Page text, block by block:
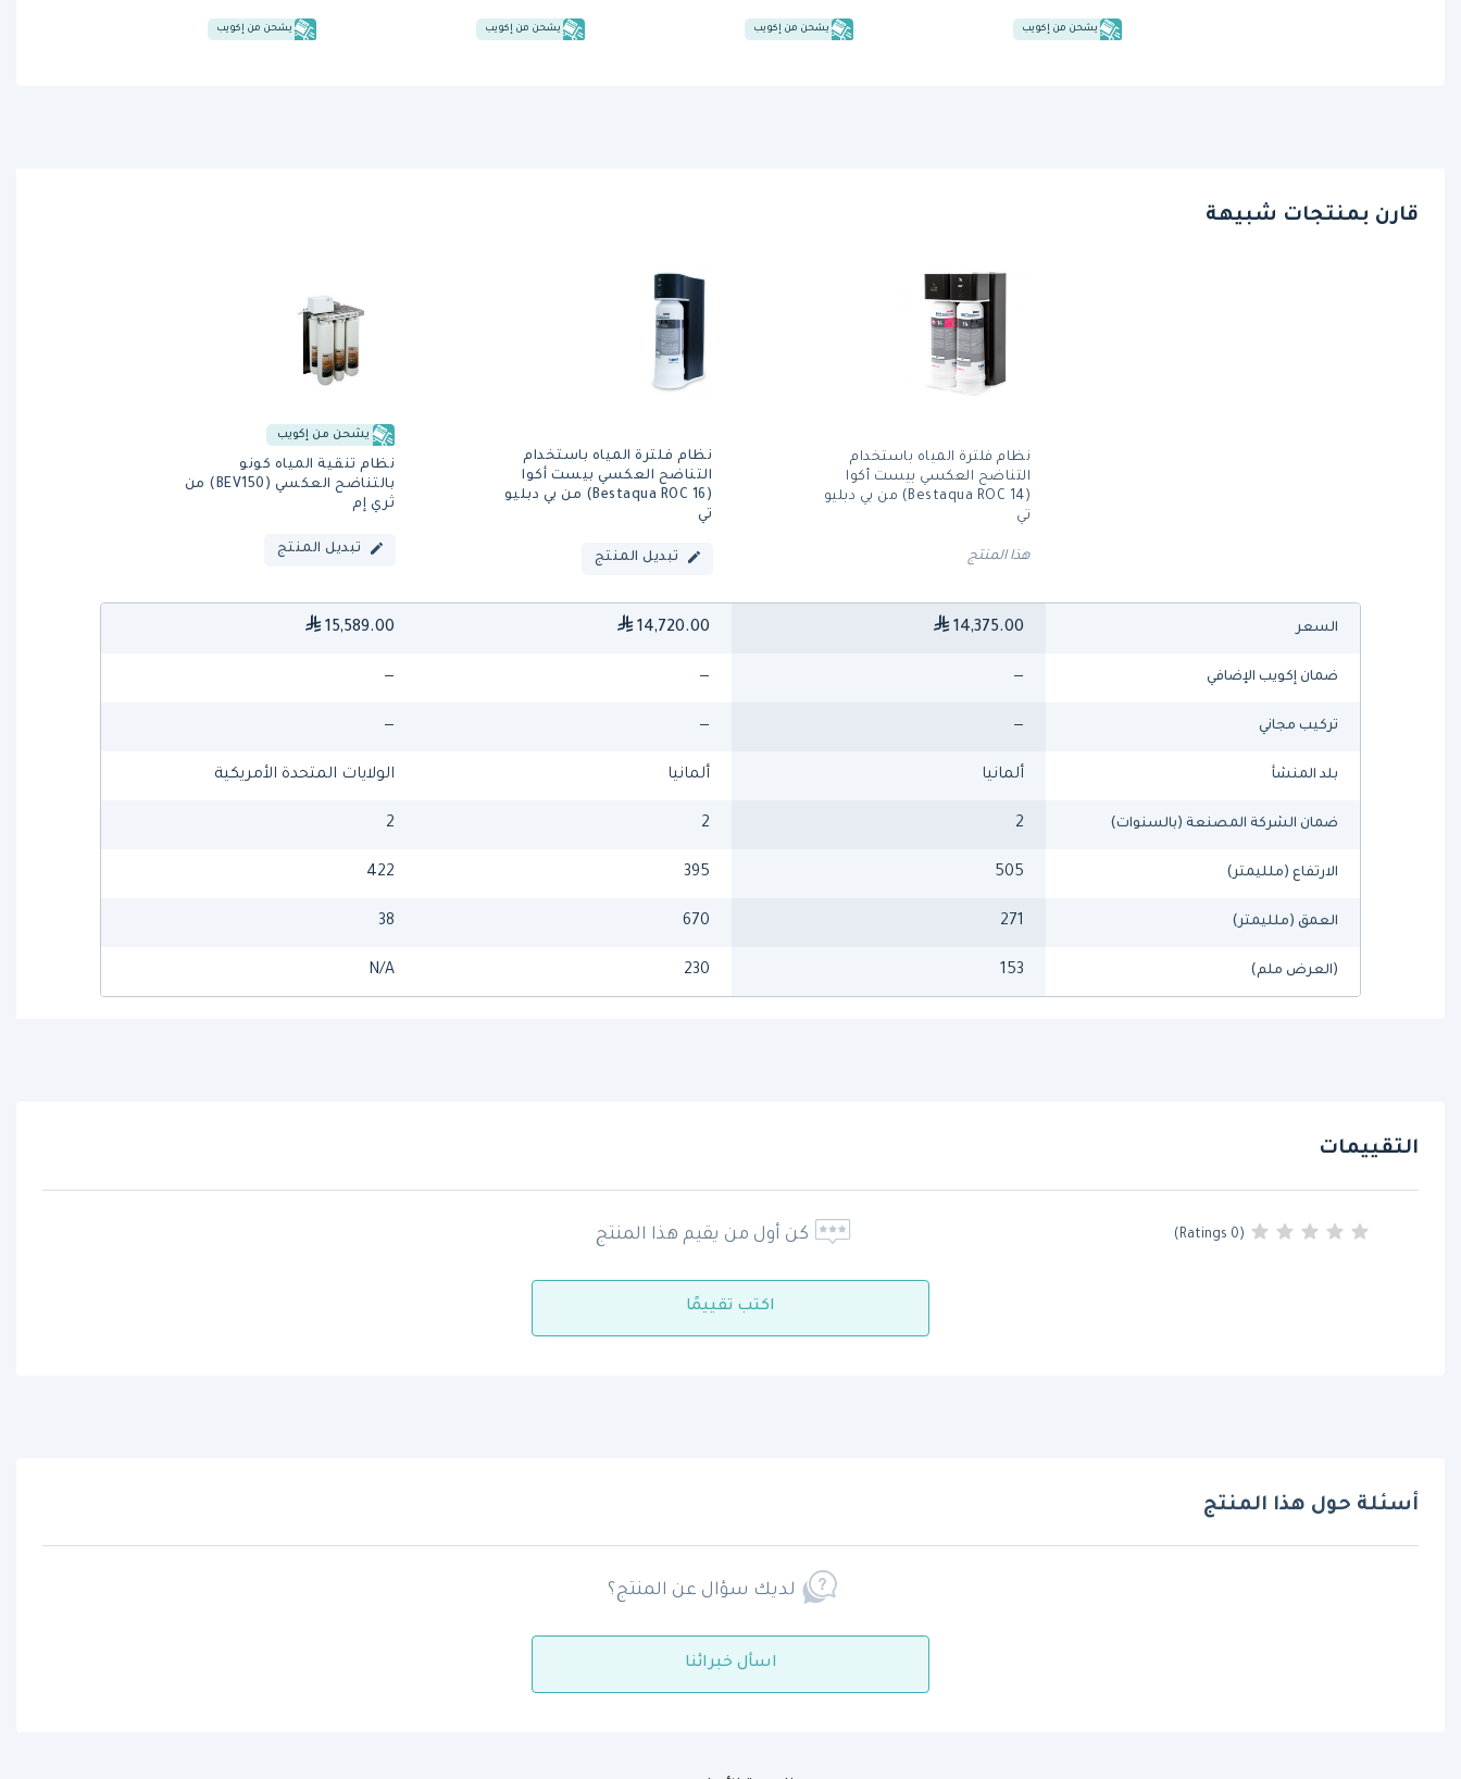
يشحن من إكويب يشحن من إكويب يشحن من إكويب يشحن من إكويب
قارن بمنتجات شبيهة
نظام فلترة المياه باستخدام
التناضح العكسي بيست أكوا
(bestaqua ROC 14) من بي دبليو
تي
هذا المنتج
نظام فلترة المياه باستخدام
التناضح العكسي بيست أكوا
(bestaqua ROC 16) من بي دبليو
تي
تبديل المنتج
يشحن من إكويب
نظام تنقية المياه كونو
بالتناضح العكسي (BEV150) من
ثري إم
تبديل المنتج
السعر 14,375.00
14,720.00
15,589.00
ضمان إكويب الإضافي —
—
—
تركيب مجاني —
—
—
بلد المنشأ ألمانيا ألمانيا الولايات المتحدة الأمريكية
ضمان الشركة المصنعة (بالسنوات) 2
2
2
الارتفاع (ملليمتر) 505
395
422
العمق (ملليمتر) 271
670
38
(العرض ملم) 153
230
N/A
التقييمات
(0 Ratings) كن أول من يقيم هذا المنتج
اكتب تقييمًا
أسئلة حول هذا المنتج
لديك سؤال عن المنتج؟
اسأل خبرائنا